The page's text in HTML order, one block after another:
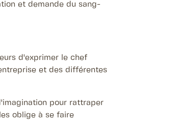
et demande du sang-
d'exprimer le chef
et des différentes
pour rattraper
oblige à se faire